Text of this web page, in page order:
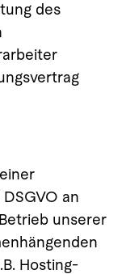
des
an
unserer
Hosting-